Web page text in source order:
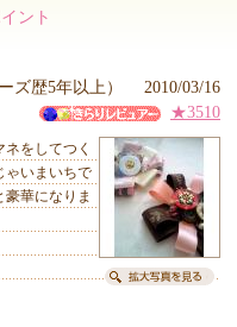
ント
ズ歴5年以上） 2010/03/16
★3510
をしてつく
ゃいまいちで
華になりま